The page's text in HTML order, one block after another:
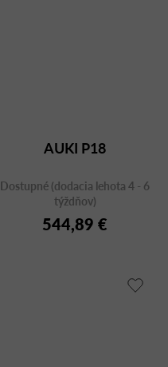
AUKI P18
Dostupné (dodacia lehota 4 - 6
týždňov)
544,89 €